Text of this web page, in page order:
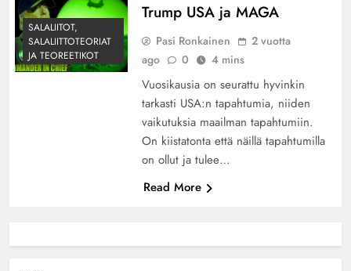
SALALIITOT,
SALALIITTOTEORIAT
JA TEOREETIKOT
Trump USA ja MAGA
Pasi Ronkainen
2 vuotta
ago
0 4 mins
Vuosikausia on seurattu hyvinkin
tarkasti USA:n tapahtumia, niiden
vaikutuksia maailman tapahtumiin.
On kiistatonta että näillä tapahtumilla
on ollut ja tulee…
Read More